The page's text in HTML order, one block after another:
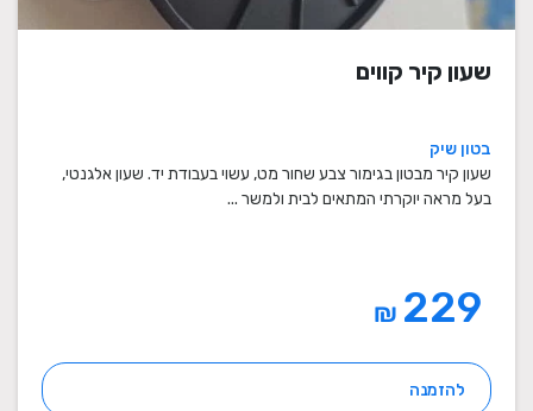
שעון קיר קווים
בטון שיק
שעון קיר מבטון בגימור צבע שחור מט, עשוי בעבודת יד. שעון אלגנטי,
בעל מראה יוקרתי המתאים לבית ולמשר ...
₪
להזמנה